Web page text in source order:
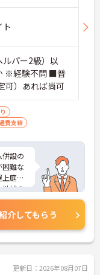
パー2級）以
※経験不問 ■普
可）あれば尚可
費支給
設の
困難な
庭園
地域の
ぎを
～5日
しや
も嬉
さい！
介してもらう
更新日：2026年08月07日